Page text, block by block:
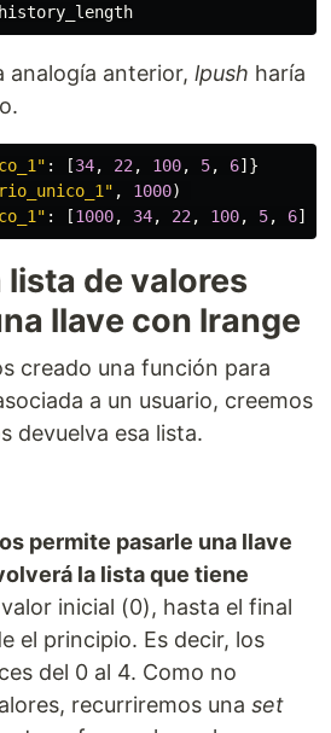
analogía anterior, lpush haría
" : [34, 22 , 100, 5, 6]}
" , 1000)
" : [1000, 34, 22 , 100, 5, 6]}
de valores
llave con lrange
creado una función para
a un usuario, creemos
devuelva esa lista.
permite pasarle una llave
la lista que tiene
inicial (0), hasta el final
el principio. Es decir, los
del 0 al 4. Como no
recurriremos una set